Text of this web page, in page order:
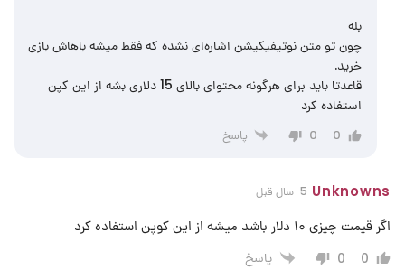
بله
چون تو متن نوتیفیکیشن اشاره‌ای نشده که فقط میشه باهاش بازی
خرید.
قاعدتا باید برای هرگونه محتوای بالای 15 دلاری بشه از این کپن
استفاده کرد
0
0 پاسخ
Unknowns 5 سال قبل
اگر قیمت چیزی ۱۰ دلار باشد میشه از این کوپن استفاده کرد
0
0 پاسخ